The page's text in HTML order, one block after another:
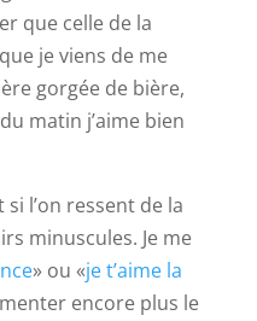
que celle de la
je viens de me
gorgée de bière,
matin j’aime bien
l’on ressent de la
minuscules. Je me
» ou «je t’aime la
encore plus le